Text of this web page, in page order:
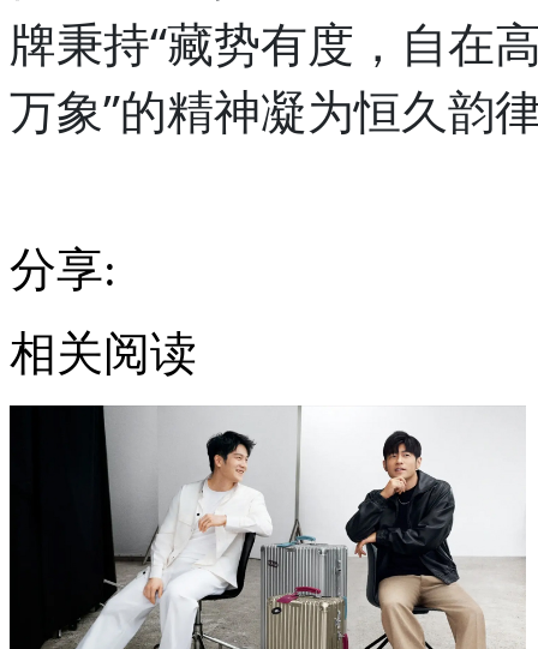
牌秉持“藏势有度，自在
万象”的精神凝为恒久韵
分享:
相关阅读